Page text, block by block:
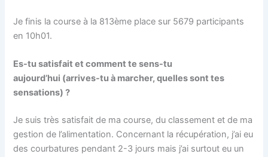
Je finis la course à la 813ème place sur 5679 participants
en 10h01.
Es-tu satisfait et comment te sens-tu
aujourd’hui (arrives-tu à marcher, quelles sont tes
sensations) ?
Je suis très satisfait de ma course, du classement et de ma
gestion de l’alimentation. Concernant la récupération, j’ai eu
des courbatures pendant 2-3 jours mais j’ai surtout eu un